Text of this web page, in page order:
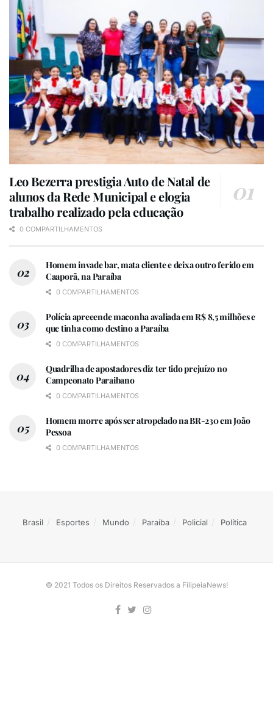
Leo Bezerra prestigia Auto de Natal de
alunos da Rede Municipal e elogia
trabalho realizado pela educação
0 COMPARTILHAMENTOS
Homem invade bar, mata cliente e deixa outro ferido em
Caaporã, na Paraíba
0 COMPARTILHAMENTOS
Polícia apreeende maconha avaliada em R$ 8,5 milhões e
que tinha como destino a Paraíba
0 COMPARTILHAMENTOS
Quadrilha de apostadores diz ter tido prejuízo no
Campeonato Paraibano
0 COMPARTILHAMENTOS
Homem morre após ser atropelado na BR-230 em João
Pessoa
0 COMPARTILHAMENTOS
Brasil Esportes Mundo Paraíba Policial Política
© 2021 Todos os Direitos Reservados a FilipeiaNews!